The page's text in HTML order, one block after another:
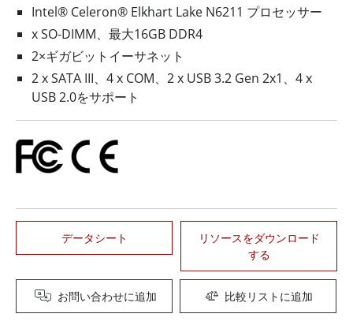
Intel® Celeron® Elkhart Lake N6211 プロセッサー
x SO-DIMM、最大16GB DDR4
2×ギガビットイーサネット
2 x SATA III、4 x COM、2 x USB 3.2 Gen 2x1、4 x
USB 2.0をサポート
データシート
リソースをダウンロード
する
お問い合わせに追加 比較リストに追加